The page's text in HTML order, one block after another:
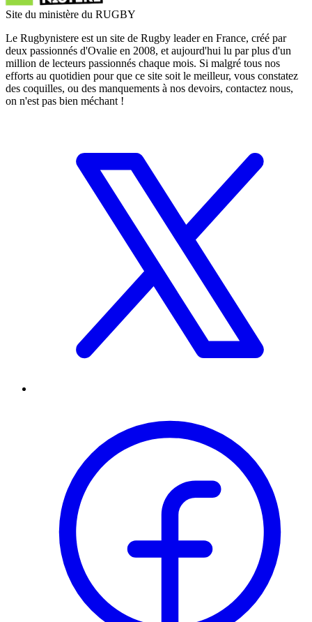
Site du ministère du RUGBY
Le Rugbynistere est un site de Rugby leader en France, créé par
deux passionnés d'Ovalie en 2008, et aujourd'hui lu par plus d'un
million de lecteurs passionnés chaque mois. Si malgré tous nos
efforts au quotidien pour que ce site soit le meilleur, vous constatez
des coquilles, ou des manquements à nos devoirs, contactez nous,
on n'est pas bien méchant !